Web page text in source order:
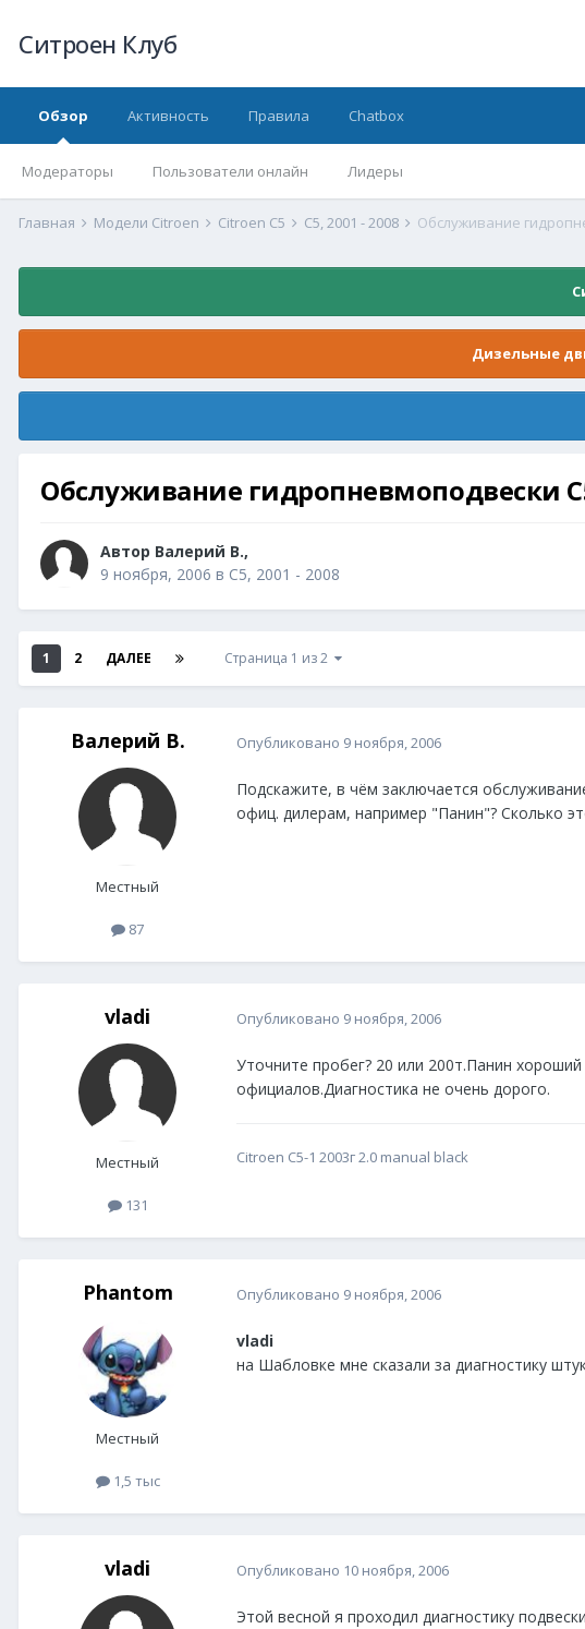
Ситроен Клуб
Обзор
Модераторы Пользователи онлайн Лидеры
Активность Правила Chatbox
Главная Модели Citroen Citroen C5 С5, 2001 - 2008 Обслуживание
Дизельные
Обслуживание гидропневмоподвески
Автор Валерий В.,
9 ноября, 2006 в С5, 2001 - 2008
1 2 ДАЛЕЕ Страница 1 из 2
Валерий В.
Местный
87
Опубликовано 9 ноября, 2006
Подскажите, в чём заключается
офиц. дилерам, например "Панин"? Сколько
vladi
Местный
131
Опубликовано 9 ноября, 2006
Уточните пробег? 20 или 200т.Панин
официалов.Диагностика не очень дорого.
Citroen C5-1 2003г 2.0 manual black
Phantom
Местный
1,5 тыс
Опубликовано 9 ноября, 2006
vladi
на Шабловке мне сказали за диагностику
vladi Опубликовано 10 ноября, 2006
Этой весной я проходил диагностику